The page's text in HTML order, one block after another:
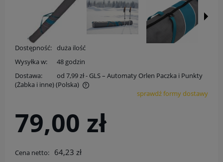
Dostępność: duża ilość
Wysyłka w:
48 godzin
Dostawa:
od 7,99 zł- GLS – Automaty Orlen Paczka i Punkty
(Żabka i inne)(Polska)
Cena nie zawiera ewentualnych kosztów płatnościsprawdź formy dostawy
79,00 zł
Cena netto: 64,23 zł